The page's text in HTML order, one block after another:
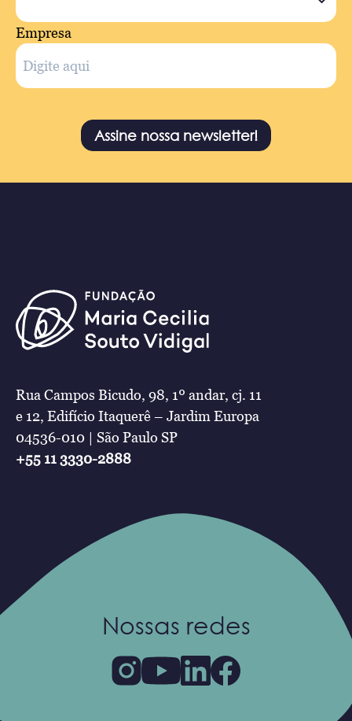
Empresa
Assine nossa newsletter!
Rua Campos Bicudo, 98, 1º andar, cj. 11
e 12, Edifício Itaquerê – Jardim Europa
04536-010 | São Paulo SP
+55 11 3330-2888
Nossas redes